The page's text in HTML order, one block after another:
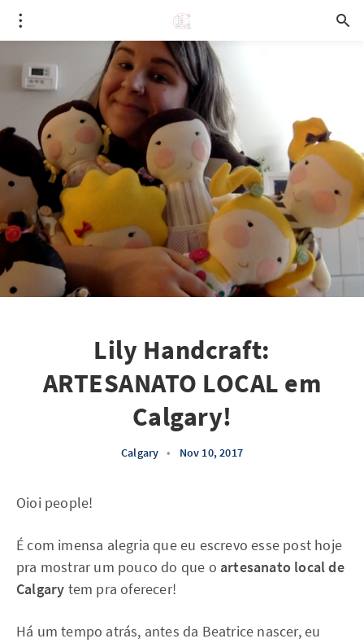
Lily Handcraft:
ARTESANATO LOCAL em
Calgary!
Calgary • Nov 10, 2017
Oioi people!
É com imensa alegria que eu escrevo esse post hoje
pra mostrar um pouco do que o artesanato local de
Calgary tem pra oferecer!
Há um tempo atrás, antes da Beatrice nascer, eu